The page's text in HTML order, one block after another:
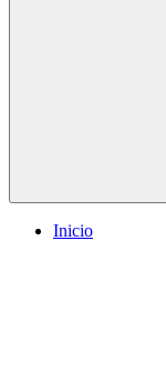
Inicio